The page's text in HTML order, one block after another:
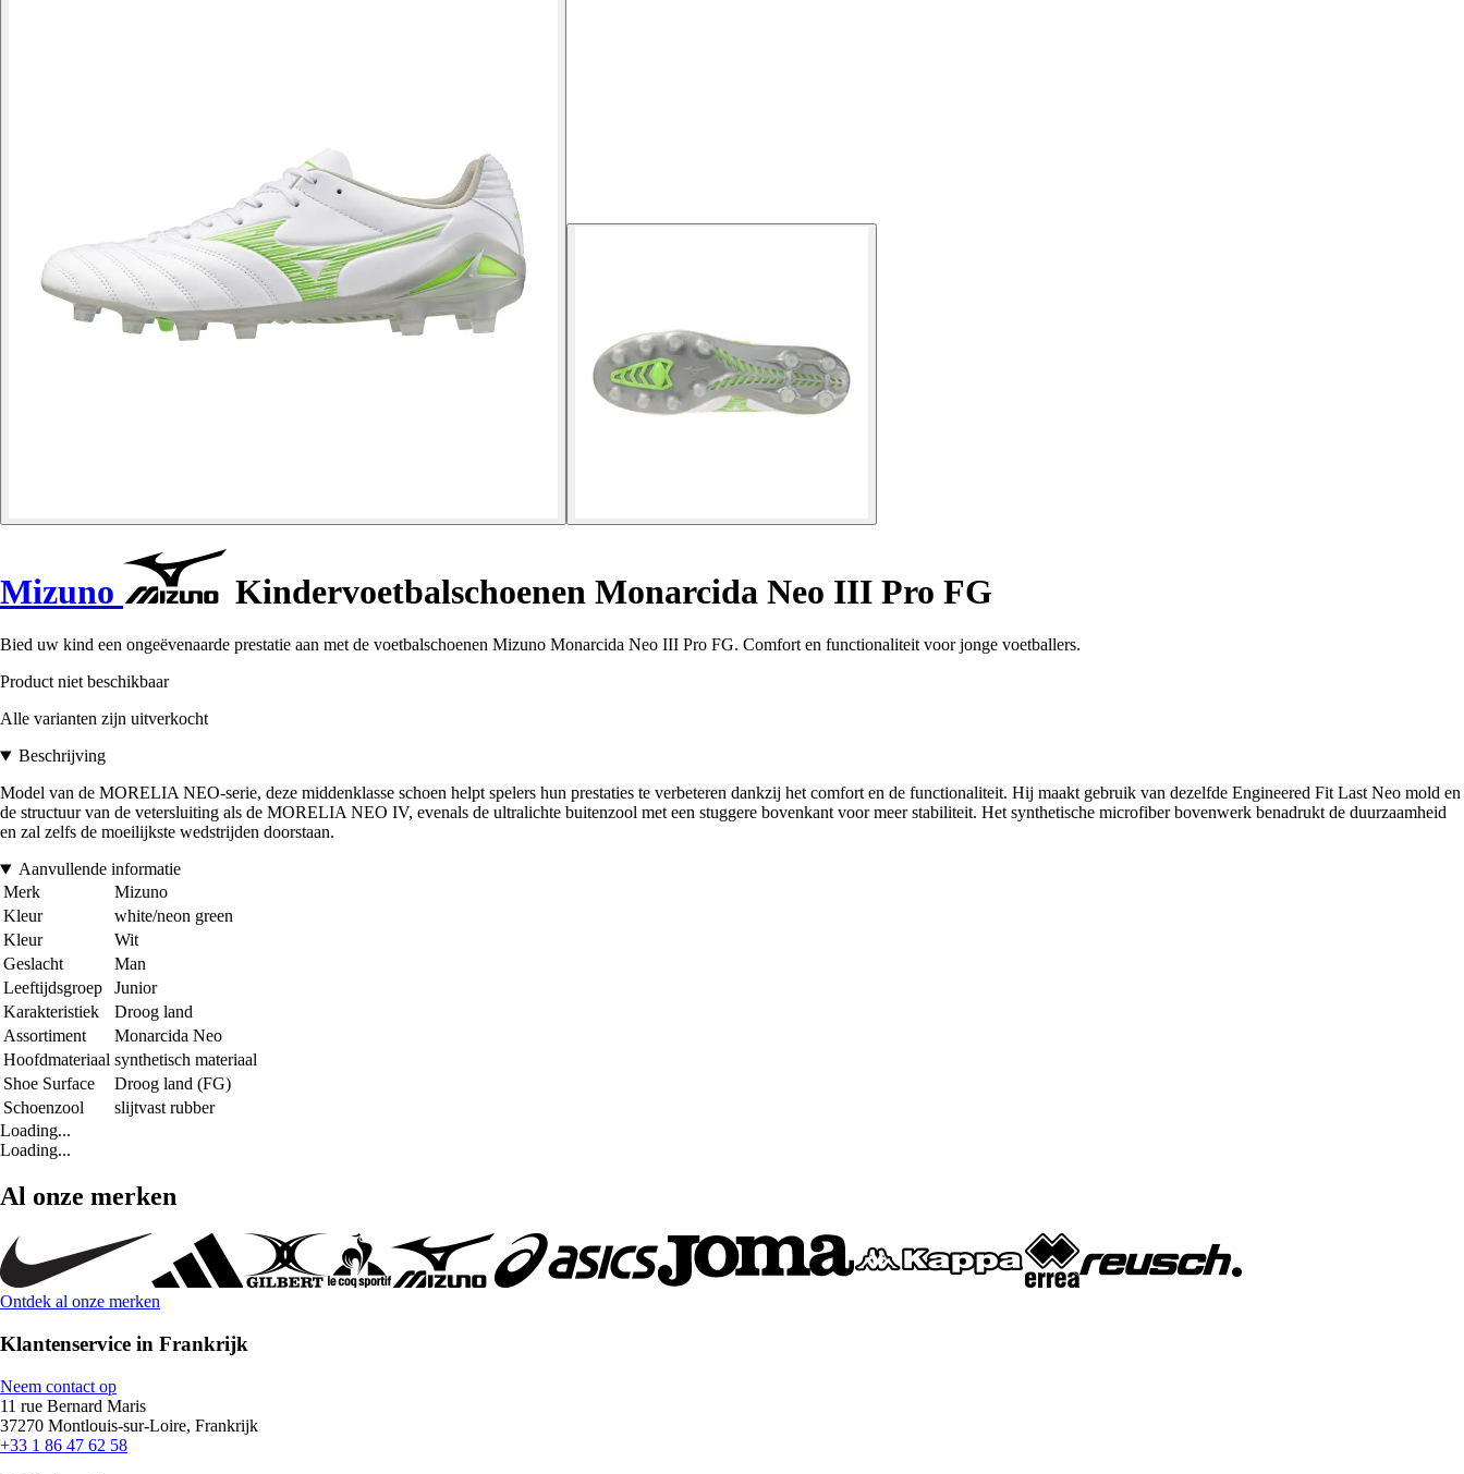
Mizuno Kindervoetbalschoenen Monarcida Neo III Pro FG
Bied uw kind een ongeëvenaarde prestatie aan met de voetbalschoenen Mizuno Monarcida Neo III Pro FG. Comfort en functionaliteit voor jonge voetballers.
Product niet beschikbaar
Alle varianten zijn uitverkocht
Beschrijving
Model van de MORELIA NEO-serie, deze middenklasse schoen helpt spelers hun prestaties te verbeteren dankzij het comfort en de functionaliteit. Hij maakt gebruik van dezelfde Engineered Fit Last Neo mold en
de structuur van de vetersluiting als de MORELIA NEO IV, evenals de ultralichte buitenzool met een stuggere bovenkant voor meer stabiliteit. Het synthetische microfiber bovenwerk benadrukt de duurzaamheid
en zal zelfs de moeilijkste wedstrijden doorstaan.
Aanvullende informatie
Merk
Mizuno
Kleur
white/neon green
Kleur
Wit
Geslacht
Man
Leeftijdsgroep
Junior
Karakteristiek
Droog land
Assortiment
Monarcida Neo
Hoofdmateriaal synthetisch materiaal
Shoe Surface
Droog land (FG)
Schoenzool
slijtvast rubber
Loading...
Loading...
Al onze merken
Ontdek al onze merken
Klantenservice in Frankrijk
Neem contact op
11 rue Bernard Maris
37270 Montlouis-sur-Loire, Frankrijk
+33 1 86 47 62 58